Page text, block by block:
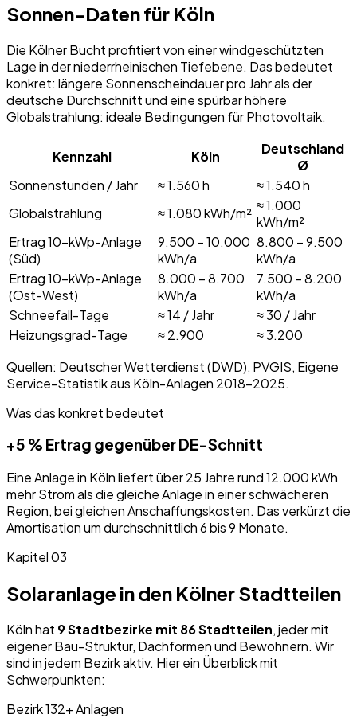
Sonnen-Daten für Köln
Die Kölner Bucht profitiert von einer windgeschützten
Lage in der niederrheinischen Tiefebene. Das bedeutet
konkret: längere Sonnenscheindauer pro Jahr als der
deutsche Durchschnitt und eine spürbar höhere
Globalstrahlung: ideale Bedingungen für Photovoltaik.
Kennzahl Köln
Deutschland
Ø
Sonnenstunden / Jahr
≈ 1.560 h
≈ 1.540 h
Globalstrahlung
≈ 1.080 kWh/m² ≈ 1.000
kWh/m²
Ertrag 10-kWp-Anlage
(Süd)
9.500 – 10.000
kWh/a
8.800 – 9.500
kWh/a
Ertrag 10-kWp-Anlage
(Ost-West)
8.000 – 8.700
kWh/a
7.500 – 8.200
kWh/a
Schneefall-Tage
≈ 14 / Jahr
≈ 30 / Jahr
Heizungsgrad-Tage
≈ 2.900
≈ 3.200
Quellen: Deutscher Wetterdienst (DWD), PVGIS, Eigene
Service-Statistik aus Köln-Anlagen 2018–2025.
Was das konkret bedeutet
+5 % Ertrag gegenüber DE-Schnitt
Eine Anlage in Köln liefert über 25 Jahre rund 12.000 kWh
mehr Strom als die gleiche Anlage in einer schwächeren
Region, bei gleichen Anschaffungskosten. Das verkürzt die
Amortisation um durchschnittlich 6 bis 9 Monate.
Kapitel 03
Solaranlage in den Kölner Stadtteilen
Köln hat 9 Stadtbezirke mit 86 Stadtteilen, jeder mit
eigener Bau-Struktur, Dachformen und Bewohnern. Wir
sind in jedem Bezirk aktiv. Hier ein Überblick mit
Schwerpunkten:
Bezirk 132+Anlagen